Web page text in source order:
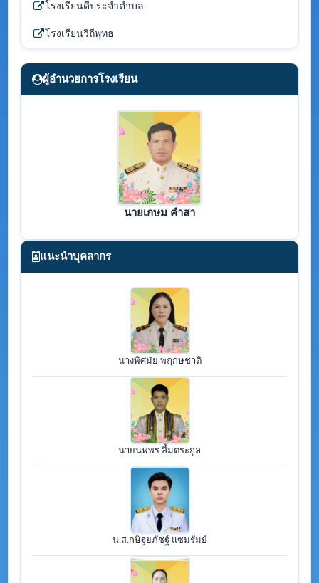
โรงเรียนดีประจำตำบล
โรงเรียนวิถีพุทธ
ผู้อำนวยการโรงเรียน
นายเกษม คำสา
แนะนำบุคลากร
นางพิศมัย พฤกษชาติ
นายนพพร ลิ้มตระกูล
น.ส.กษิฐยภัชฐ์ แซมรัมย์